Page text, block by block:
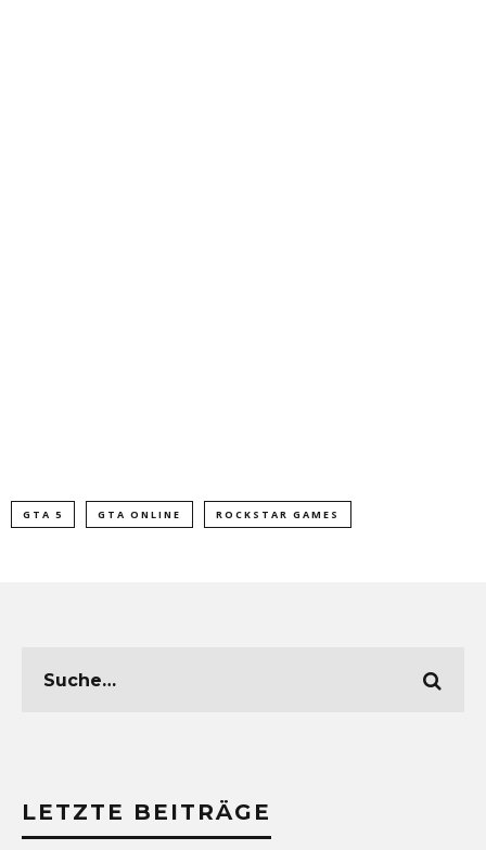
GTA 5 GTA ONLINE ROCKSTAR GAMES
LETZTE BEITRÄGE